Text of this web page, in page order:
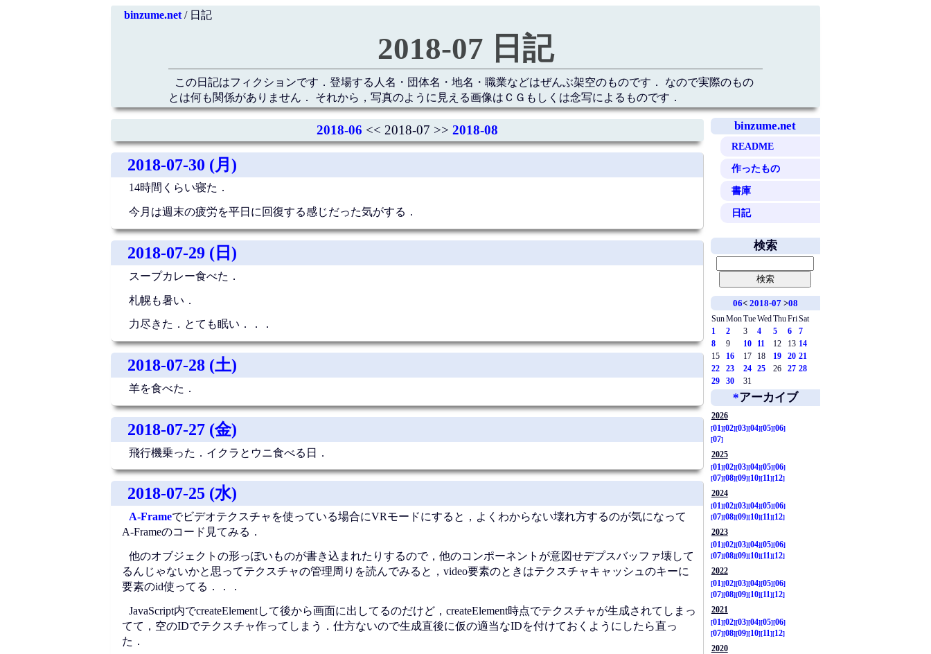
binzume.net/ 日記
2018-07 日記
この日記はフィクションです．登場する人名・団体名・地名・職業などはぜんぶ架空のものです． なので実際のもの
とは何も関係がありません． それから，写真のように見える画像はＣＧもしくは念写によるものです．
binzume.net
README
作ったもの
書庫
日記
2018-06 << 2018-07 >> 2018-08
2018-07-30 (月)
14時間くらい寝た．
今月は週末の疲労を平日に回復する感じだった気がする．
2018-07-29 (日)
スープカレー食べた．
札幌も暑い．
力尽きた．とても眠い．．．
2018-07-28 (土)
羊を食べた．
2018-07-27 (金)
飛行機乗った．イクラとウニ食べる日．
2018-07-25 (水)
A-Frameでビデオテクスチャを使っている場合にVRモードにすると，よくわからない壊れ方するのが気になって
A-Frameのコード見てみる．
他のオブジェクトの形っぽいものが書き込まれたりするので，他のコンポーネントが意図せデプスバッファ壊して
るんじゃないかと思ってテクスチャの管理周りを読んでみると，video要素のときはテクスチャキャッシュのキーに
要素のid使ってる．．．
JavaScript内でcreateElementして後から画面に出してるのだけど，createElement時点でテクスチャが生成されてしまっ
てて，空のIDでテクスチャ作ってしまう．仕方ないので生成直後に仮の適当なIDを付けておくようにしたら直っ
た．
検索
06< 2018-07>08
SunMonTueWed ThuFriSat
1
2 3 4 5 6
7
8
9 10 11 12 13 14
15
16 17 18 19 20 21
22
23 24 25 26 27 28
29
30 31
*アーカイブ
2026
01
02 03 04 05 06
07
2025
01
02 03 04 05 06
07 08 09 10 11
12
2024
01
02 03 04 05 06
07 08 09 10 11
12
2023
01
02 03 04 05 06
07 08 09 10 11
12
2022
01
02 03 04 05 06
07 08 09 10 11
12
2021
01
02 03 04 05 06
07 08 09 10 11
12
2020